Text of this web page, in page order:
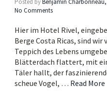
Posted byBenjamin Charbonneau,
No Comments
Hier im Hotel Rivel,
Berge Costa Ricas, sind
Teppich des Lebens
Blätterdach flattert, mit
Täler hallt, der
scheue Vogel, … Read More